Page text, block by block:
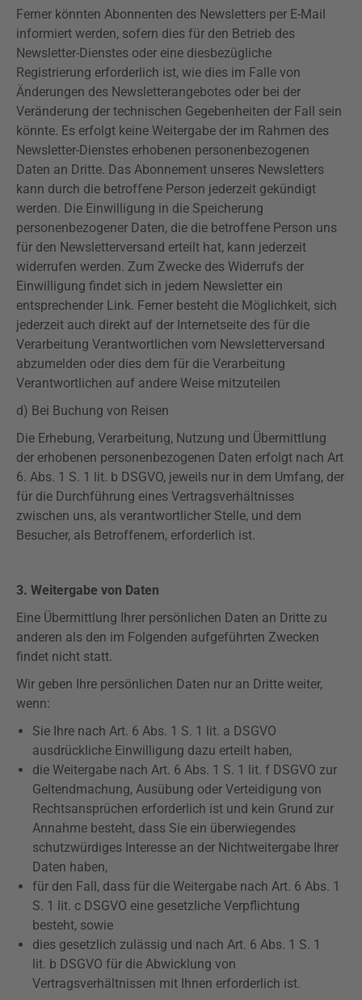
Ferner könnten Abonnenten des Newsletters per E-Mail
informiert werden, sofern dies für den Betrieb des
Newsletter-Dienstes oder eine diesbezügliche
Registrierung erforderlich ist, wie dies im Falle von
Änderungen des Newsletterangebotes oder bei der
Veränderung der technischen Gegebenheiten der Fall sein
könnte. Es erfolgt keine Weitergabe der im Rahmen des
Newsletter-Dienstes erhobenen personenbezogenen
Daten an Dritte. Das Abonnement unseres Newsletters
kann durch die betroffene Person jederzeit gekündigt
werden. Die Einwilligung in die Speicherung
personenbezogener Daten, die die betroffene Person uns
für den Newsletterversand erteilt hat, kann jederzeit
widerrufen werden. Zum Zwecke des Widerrufs der
Einwilligung findet sich in jedem Newsletter ein
entsprechender Link. Ferner besteht die Möglichkeit, sich
jederzeit auch direkt auf der Internetseite des für die
Verarbeitung Verantwortlichen vom Newsletterversand
abzumelden oder dies dem für die Verarbeitung
Verantwortlichen auf andere Weise mitzuteilen
d) Bei Buchung von Reisen
Die Erhebung, Verarbeitung, Nutzung und Übermittlung
der erhobenen personenbezogenen Daten erfolgt nach Art
6. Abs. 1 S. 1 lit. b DSGVO, jeweils nur in dem Umfang, der
für die Durchführung eines Vertragsverhältnisses
zwischen uns, als verantwortlicher Stelle, und dem
Besucher, als Betroffenem, erforderlich ist.
3. Weitergabe von Daten
Eine Übermittlung Ihrer persönlichen Daten an Dritte zu
anderen als den im Folgenden aufgeführten Zwecken
findet nicht statt.
Wir geben Ihre persönlichen Daten nur an Dritte weiter,
wenn:
Sie Ihre nach Art. 6 Abs. 1 S. 1 lit. a DSGVO
ausdrückliche Einwilligung dazu erteilt haben,
die Weitergabe nach Art. 6 Abs. 1 S. 1 lit. f DSGVO zur
Geltendmachung, Ausübung oder Verteidigung von
Rechtsansprüchen erforderlich ist und kein Grund zur
Annahme besteht, dass Sie ein überwiegendes
schutzwürdiges Interesse an der Nichtweitergabe Ihrer
Daten haben,
für den Fall, dass für die Weitergabe nach Art. 6 Abs. 1
S. 1 lit. c DSGVO eine gesetzliche Verpflichtung
besteht, sowie
dies gesetzlich zulässig und nach Art. 6 Abs. 1 S. 1
lit. b DSGVO für die Abwicklung von
Vertragsverhältnissen mit Ihnen erforderlich ist.